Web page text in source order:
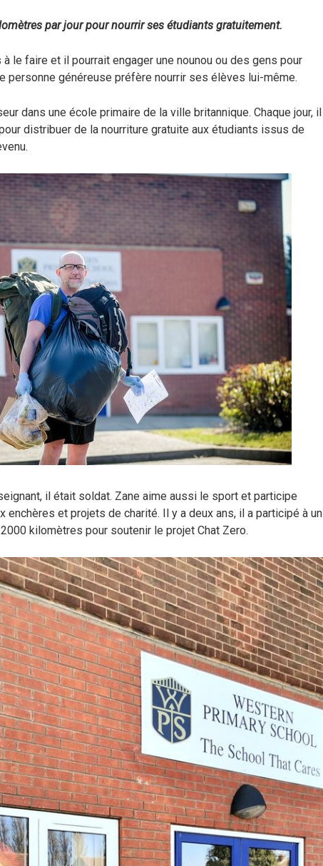
par jour pour nourrir ses étudiants gratuitement.
à le faire et il pourrait engager une nounou ou des gens pour
personne généreuse préfère nourrir ses élèves lui-même.
dans une école primaire de la ville britannique. Chaque jour, il
distribuer de la nourriture gratuite aux étudiants issus de
il était soldat. Zane aime aussi le sport et participe
enchères et projets de charité. Il y a deux ans, il a participé à un
kilomètres pour soutenir le projet Chat Zero.